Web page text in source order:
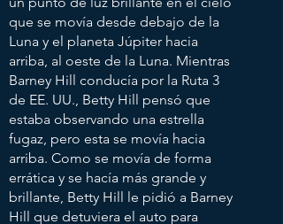
que se movía desde debajo de la
Luna y el planeta Júpiter hacia
arriba, al oeste de la Luna. Mientras
Barney Hill conducía por la Ruta 3
de EE. UU., Betty Hill pensó que
estaba observando una estrella
fugaz, pero esta se movía hacia
arriba. Como se movía de forma
errática y se hacía más grande y
brillante, Betty Hill le pidió a Barney
Hill que detuviera el auto para